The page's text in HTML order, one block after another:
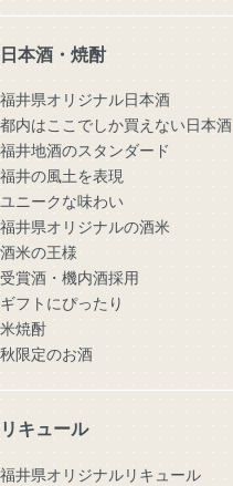
日本酒・焼酎
福井県オリジナル日本酒
都内はここでしか買えない日本酒
福井地酒のスタンダード
福井の風土を表現
ユニークな味わい
福井県オリジナルの酒米
酒米の王様
受賞酒・機内酒採用
ギフトにぴったり
米焼酎
秋限定のお酒
リキュール
福井県オリジナルリキュール